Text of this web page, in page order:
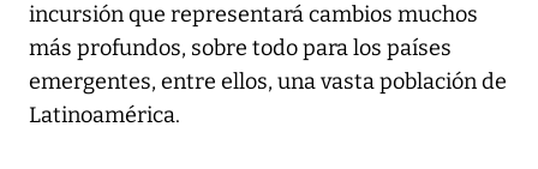
incursión que representará cambios muchos
más profundos, sobre todo para los países
emergentes, entre ellos, una vasta población de
Latinoamérica.